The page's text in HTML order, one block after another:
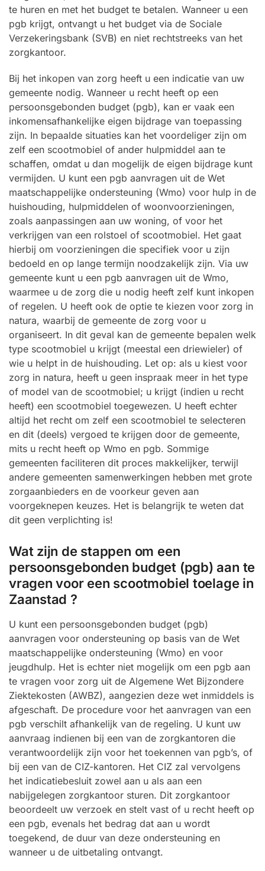
te huren en met het budget te betalen. Wanneer u een
pgb krijgt, ontvangt u het budget via de Sociale
Verzekeringsbank (SVB) en niet rechtstreeks van het
zorgkantoor.
Bij het inkopen van zorg heeft u een indicatie van uw
gemeente nodig. Wanneer u recht heeft op een
persoonsgebonden budget (pgb), kan er vaak een
inkomensafhankelijke eigen bijdrage van toepassing
zijn. In bepaalde situaties kan het voordeliger zijn om
zelf een scootmobiel of ander hulpmiddel aan te
schaffen, omdat u dan mogelijk de eigen bijdrage kunt
vermijden. U kunt een pgb aanvragen uit de Wet
maatschappelijke ondersteuning (Wmo) voor hulp in de
huishouding, hulpmiddelen of woonvoorzieningen,
zoals aanpassingen aan uw woning, of voor het
verkrijgen van een rolstoel of scootmobiel. Het gaat
hierbij om voorzieningen die specifiek voor u zijn
bedoeld en op lange termijn noodzakelijk zijn. Via uw
gemeente kunt u een pgb aanvragen uit de Wmo,
waarmee u de zorg die u nodig heeft zelf kunt inkopen
of regelen. U heeft ook de optie te kiezen voor zorg in
natura, waarbij de gemeente de zorg voor u
organiseert. In dit geval kan de gemeente bepalen welk
type scootmobiel u krijgt (meestal een driewieler) of
wie u helpt in de huishouding. Let op: als u kiest voor
zorg in natura, heeft u geen inspraak meer in het type
of model van de scootmobiel; u krijgt (indien u recht
heeft) een scootmobiel toegewezen. U heeft echter
altijd het recht om zelf een scootmobiel te selecteren
en dit (deels) vergoed te krijgen door de gemeente,
mits u recht heeft op Wmo en pgb. Sommige
gemeenten faciliteren dit proces makkelijker, terwijl
andere gemeenten samenwerkingen hebben met grote
zorgaanbieders en de voorkeur geven aan
voorgeknepen keuzes. Het is belangrijk te weten dat
dit geen verplichting is!
Wat zijn de stappen om een
persoonsgebonden budget (pgb) aan te
vragen voor een scootmobiel toelage in
Zaanstad ?
U kunt een persoonsgebonden budget (pgb)
aanvragen voor ondersteuning op basis van de Wet
maatschappelijke ondersteuning (Wmo) en voor
jeugdhulp. Het is echter niet mogelijk om een pgb aan
te vragen voor zorg uit de Algemene Wet Bijzondere
Ziektekosten (AWBZ), aangezien deze wet inmiddels is
afgeschaft. De procedure voor het aanvragen van een
pgb verschilt afhankelijk van de regeling. U kunt uw
aanvraag indienen bij een van de zorgkantoren die
verantwoordelijk zijn voor het toekennen van pgb’s, of
bij een van de CIZ-kantoren. Het CIZ zal vervolgens
het indicatiebesluit zowel aan u als aan een
nabijgelegen zorgkantoor sturen. Dit zorgkantoor
beoordeelt uw verzoek en stelt vast of u recht heeft op
een pgb, evenals het bedrag dat aan u wordt
toegekend, de duur van deze ondersteuning en
wanneer u de uitbetaling ontvangt.